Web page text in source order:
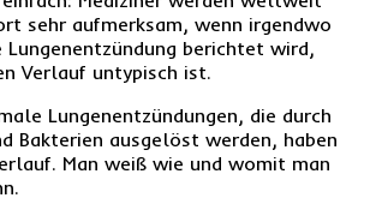
sehr aufmerksam, wenn irgendwo
Lungenentzündung berichtet wird,
Verlauf untypisch ist.
Lungenentzündungen, die durch
Bakterien ausgelöst werden, haben
Man weiß wie und womit man